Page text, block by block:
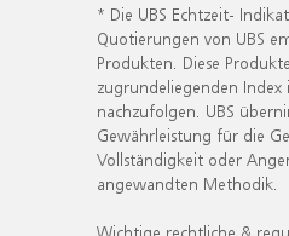
* Die UBS Echtzeit-
Quotierungen von UBS
Produkten. Diese
zugrundeliegenden Index
nachzufolgen. UBS
Gewährleistung für die
Vollständigkeit oder
angewandten Methodik.